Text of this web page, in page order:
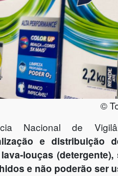
©
Nacional de
e distribuição
louças
e não poderão ser